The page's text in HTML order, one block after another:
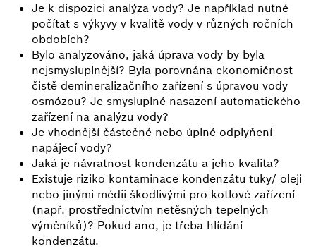
Je k dispozici analýza vody? Je například nutné
počítat s výkyvy v kvalitě vody v různých ročních
obdobích?
Bylo analyzováno, jaká úprava vody by byla
nejsmysluplnější? Byla porovnána ekonomičnost
čistě demineralizačního zařízení s úpravou vody
osmózou? Je smysluplné nasazení automatického
zařízení na analýzu vody?
Je vhodnější částečné nebo úplné odplyňení
napájecí vody?
Jaká je návratnost kondenzátu a jeho kvalita?
Existuje riziko kontaminace kondenzátu tuky/ oleji
nebo jinými médii škodlivými pro kotlové zařízení
(např. prostřednictvím netěsných tepelných
výměníků)? Pokud ano, je třeba hlídání
kondenzátu.